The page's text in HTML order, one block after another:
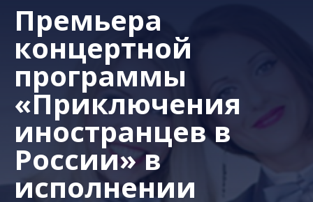
Премьера
концертной
программы
«Приключения
иностранцев в
России» в
исполнении